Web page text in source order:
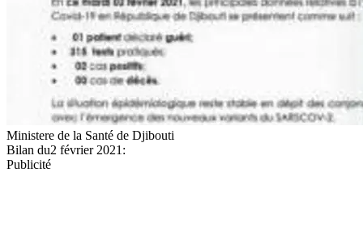
Ministere de la Santé de Djibouti
Bilan du2 février 2021:
Publicité